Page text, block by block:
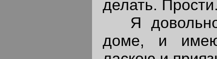
делать.
Я
доме, и имею